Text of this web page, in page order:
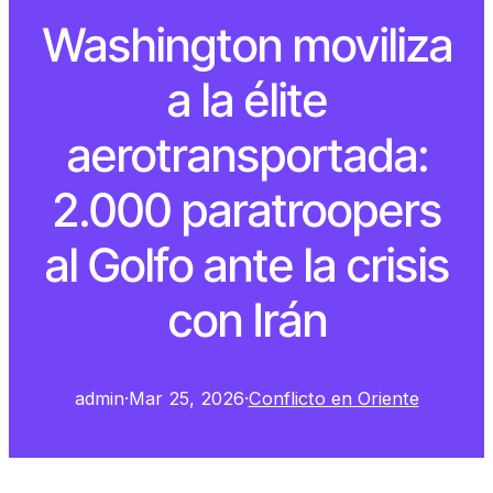
Washington moviliza
a la élite
aerotransportada:
2.000 paratroopers
al Golfo ante la crisis
con Irán
admin·Mar 25, 2026·Conflicto en Oriente